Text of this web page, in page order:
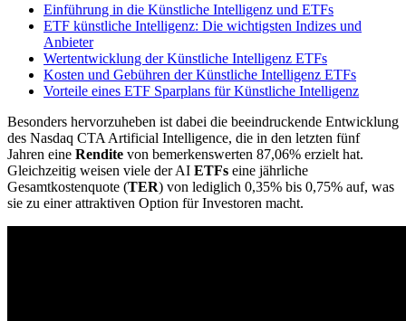
Einführung in die Künstliche Intelligenz und ETFs
ETF künstliche Intelligenz: Die wichtigsten Indizes und
Anbieter
Wertentwicklung der Künstliche Intelligenz ETFs
Kosten und Gebühren der Künstliche Intelligenz ETFs
Vorteile eines ETF Sparplans für Künstliche Intelligenz
Besonders hervorzuheben ist dabei die beeindruckende Entwicklung
des Nasdaq CTA Artificial Intelligence, die in den letzten fünf
Jahren eine Rendite von bemerkenswerten 87,06% erzielt hat.
Gleichzeitig weisen viele der AI ETFs eine jährliche
Gesamtkostenquote (TER) von lediglich 0,35% bis 0,75% auf, was
sie zu einer attraktiven Option für Investoren macht.